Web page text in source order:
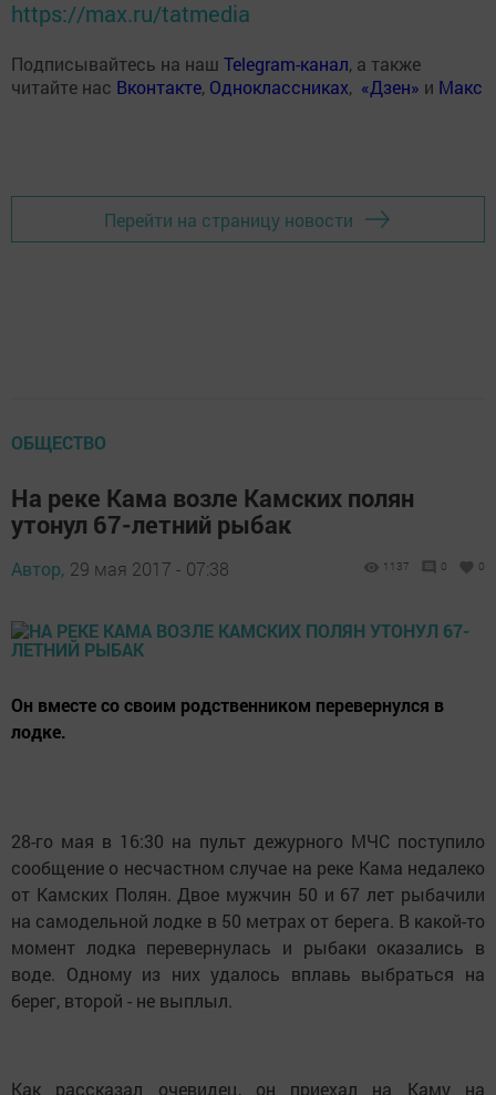
https://max.ru/tatmedia
Подписывайтесь на наш Telegram-канал, а также
читайте нас Вконтакте, Одноклассниках, «Дзен» и Макс
Перейти на страницу новости
ОБЩЕСТВО
На реке Кама возле Камских полян
утонул 67-летний рыбак
Автор, 29 мая 2017 - 07:38 1137 0 0
Он вместе со своим родственником перевернулся в
лодке.
28-го мая в 16:30 на пульт дежурного МЧС поступило
сообщение о несчастном случае на реке Кама недалеко
от Камских Полян. Двое мужчин 50 и 67 лет рыбачили
на самодельной лодке в 50 метрах от берега. В какой-то
момент лодка перевернулась и рыбаки оказались в
воде. Одному из них удалось вплавь выбраться на
берег, второй - не выплыл.
Как рассказал очевидец, он приехал на Каму на